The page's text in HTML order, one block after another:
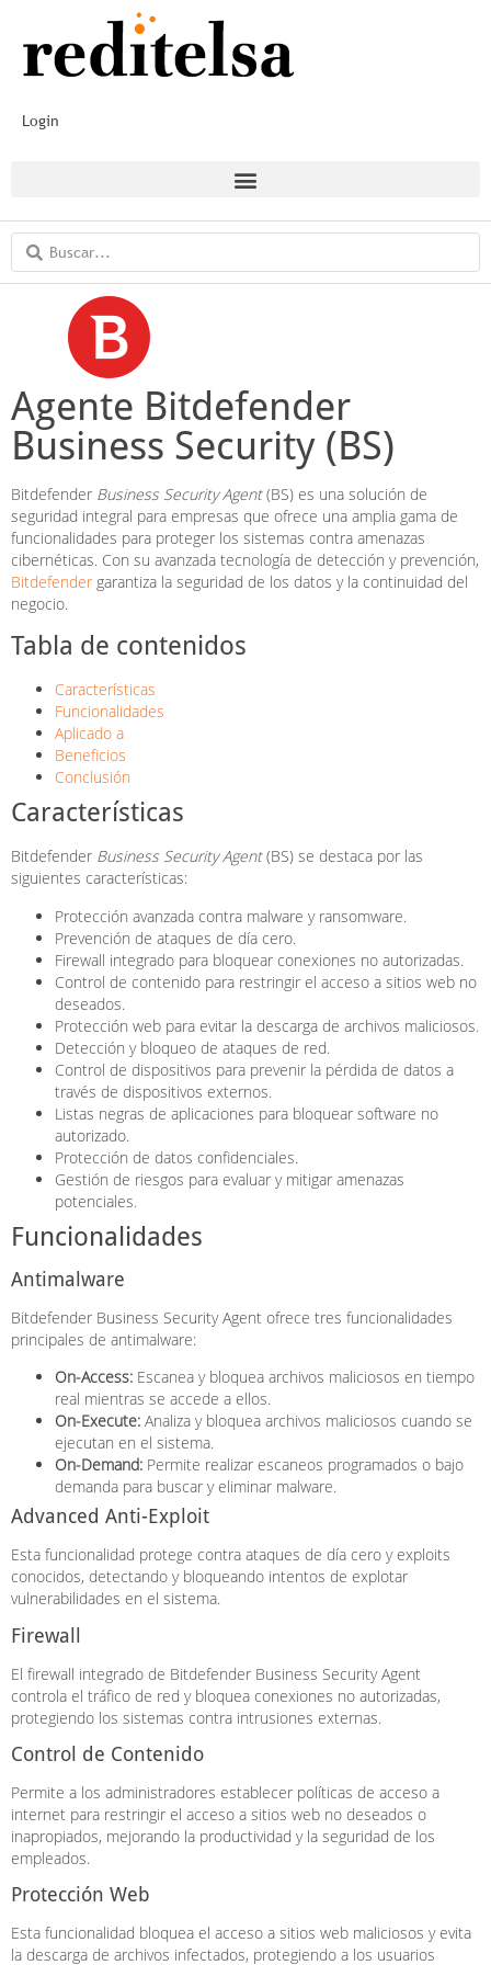
Login
Agente Bitdefender
Business Security (BS)
Bitdefender Business Security Agent(BS) es una solución de
seguridad integral para empresas que ofrece una amplia gama de
funcionalidades para proteger los sistemas contra amenazas
cibernéticas. Con su avanzada tecnología de detección y prevención,
Bitdefender garantiza la seguridad de los datos y la continuidad del
negocio.
Tabla de contenidos
Características
Funcionalidades
Aplicado a
Beneficios
Conclusión
Características
Bitdefender Business Security Agent(BS) se destaca por las
siguientes características:
Protección avanzada contra malware y ransomware.
Prevención de ataques de día cero.
Firewall integrado para bloquear conexiones no autorizadas.
Control de contenido para restringir el acceso a sitios web no
deseados.
Protección web para evitar la descarga de archivos maliciosos.
Detección y bloqueo de ataques de red.
Control de dispositivos para prevenir la pérdida de datos a
través de dispositivos externos.
Listas negras de aplicaciones para bloquear software no
autorizado.
Protección de datos confidenciales.
Gestión de riesgos para evaluar y mitigar amenazas
potenciales.
Funcionalidades
Antimalware
Bitdefender Business Security Agent ofrece tres funcionalidades
principales de antimalware:
On-Access: Escanea y bloquea archivos maliciosos en tiempo
real mientras se accede a ellos.
On-Execute: Analiza y bloquea archivos maliciosos cuando se
ejecutan en el sistema.
On-Demand: Permite realizar escaneos programados o bajo
demanda para buscar y eliminar malware.
Advanced Anti-Exploit
Esta funcionalidad protege contra ataques de día cero y exploits
conocidos, detectando y bloqueando intentos de explotar
vulnerabilidades en el sistema.
Firewall
El firewall integrado de Bitdefender Business Security Agent
controla el tráfico de red y bloquea conexiones no autorizadas,
protegiendo los sistemas contra intrusiones externas.
Control de Contenido
Permite a los administradores establecer políticas de acceso a
internet para restringir el acceso a sitios web no deseados o
inapropiados, mejorando la productividad y la seguridad de los
empleados.
Protección Web
Esta funcionalidad bloquea el acceso a sitios web maliciosos y evita
la descarga de archivos infectados, protegiendo a los usuarios